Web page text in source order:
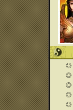
◎
◎
◎
◎
◎